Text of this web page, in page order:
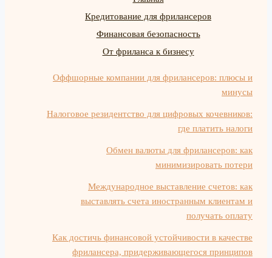
Кредитование для фрилансеров
Финансовая безопасность
От фриланса к бизнесу
Оффшорные компании для фрилансеров: плюсы и
минусы
Налоговое резидентство для цифровых кочевников:
где платить налоги
Обмен валюты для фрилансеров: как
минимизировать потери
Международное выставление счетов: как
выставлять счета иностранным клиентам и
получать оплату
Как достичь финансовой устойчивости в качестве
фрилансера, придерживающегося принципов